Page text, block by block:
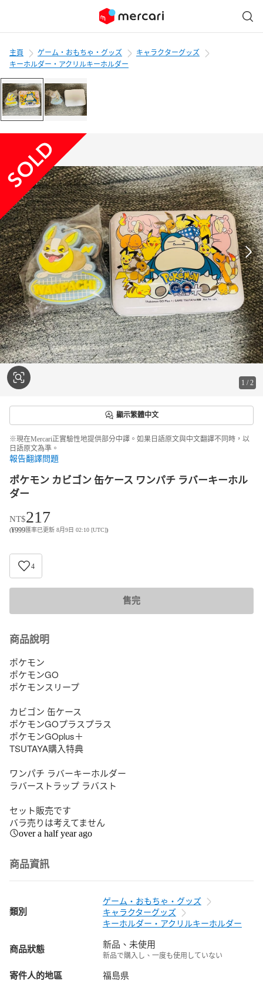
主頁 ゲーム・おもちゃ・グッズ
キャラクターグッズ
キーホルダー・アクリルキーホルダー
1 /2
顯示繁體中文
※現在Mercari正實驗性地提供部分中譯。如果日語原文與中文翻譯不同時，以
日語原文為準。
報告翻譯問題
ポケモン カビゴン 缶ケース ワンパチ ラバーキーホル
ダー
NT$217
(¥999匯率已更新 8月9日 02:10 [UTC])
4
售完
商品說明
ポケモン
ポケモンGO
ポケモンスリープ
カビゴン 缶ケース
ポケモンGOプラスプラス
ポケモンGOplus＋
TSUTAYA購入特典
ワンパチ ラバーキーホルダー
ラバーストラップ ラバスト
セット販売です
バラ売りは考えてません
over a half year ago
商品資訊
類別
ゲーム・おもちゃ・グッズ
キャラクターグッズ
キーホルダー・アクリルキーホルダー
商品狀態 新品、未使用
新品で購入し、一度も使用していない
寄件人的地區 福島県